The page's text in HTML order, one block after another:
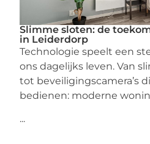
Slimme sloten: de
in Leiderdorp
Technologie speelt een
ons dagelijks leven. Van
tot beveiligingscamera’s
bedienen: moderne
...